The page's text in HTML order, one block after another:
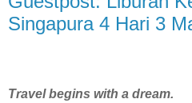
Singapura 4 Hari 3
Travel begins with a dream.